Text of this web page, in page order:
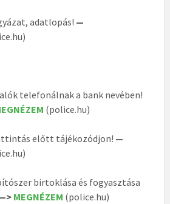
adatlopás! —
telefonálnak a bank nevében!
(police.hu)
előtt tájékozódjon! —
birtoklása és fogyasztása
MEGNÉZEM (police.hu)